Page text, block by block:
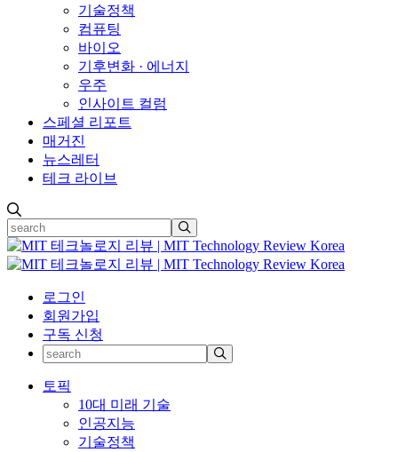
기술정책
컴퓨팅
바이오
기후변화 · 에너지
우주
인사이트 컬럼
스페셜 리포트
매거진
뉴스레터
테크 라이브
로그인
회원가입
구독 신청
토픽
10대 미래 기술
인공지능
기술정책